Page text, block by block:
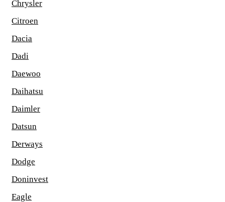
Chrysler
Citroen
Dacia
Dadi
Daewoo
Daihatsu
Daimler
Datsun
Derways
Dodge
Doninvest
Eagle